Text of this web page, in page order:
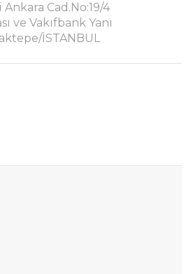
Cad.No:19/4
ve Vakıfbank Yanı
İSTANBUL